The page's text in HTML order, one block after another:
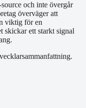
och inte övergår
överväger att
viktig för en
skickar ett starkt signal